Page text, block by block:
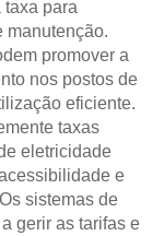
para
manutenção.
promover a
nos postos de
eficiente.
taxas
eletricidade
e
sistemas de
gerir as tarifas e